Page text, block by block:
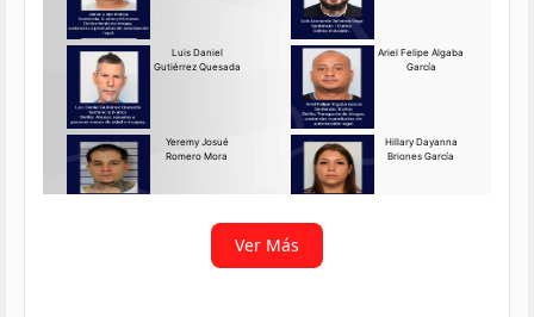
Ver más
Ver Más